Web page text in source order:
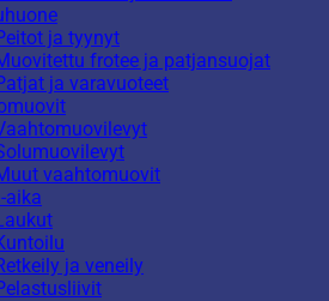
ja tyynyt
frotee ja patjansuojat
ja varavuoteet
vaahtomuovit
aika
ja veneily